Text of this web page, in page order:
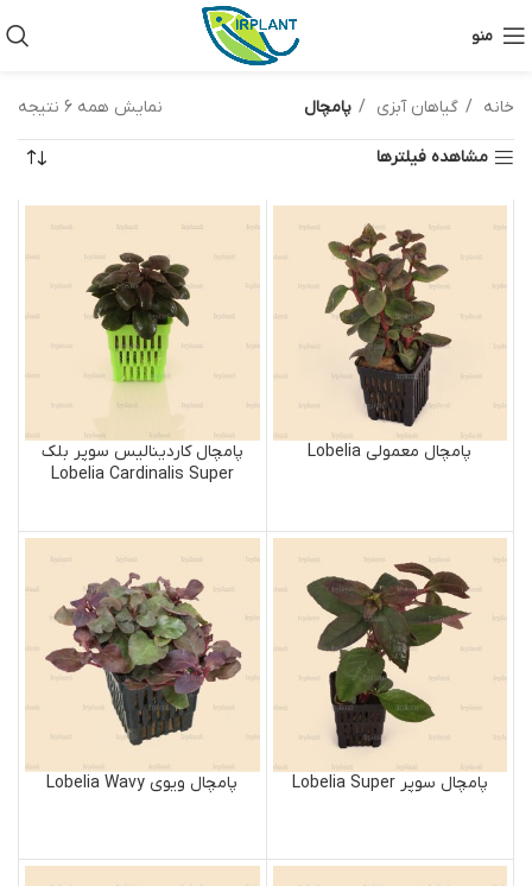
منو
خانه گیاهان آبزی پامچال نمایش همه 6 نتیجه
مشاهده فیلترها
پامچال معمولی Lobelia
پامچال کاردینالیس سوپر بلک
Lobelia Cardinalis Super
پامچال سوپر Lobelia Super پامچال ویوی Lobelia Wavy